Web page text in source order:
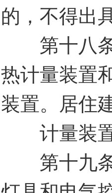
的，不得出
第十八条
热计量装置
装置。居住
计量装置
第十九条